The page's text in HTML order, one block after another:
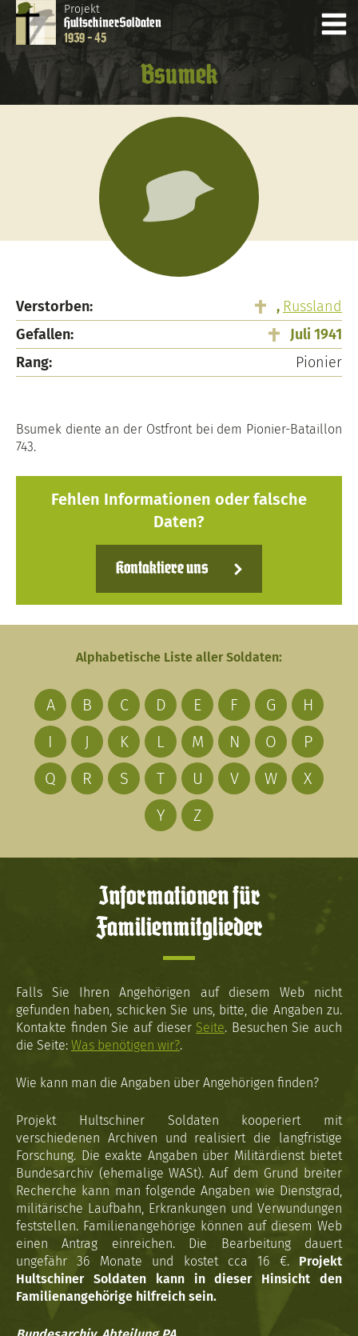
Projekt
HultschinerSoldaten
1939 - 45
Bsumek
Verstorben: , Russland
Gefallen:
Juli 1941
Rang:
Pionier
Bsumek diente an der Ostfront bei dem Pionier-Bataillon
743.
Fehlen Informationen oder falsche
Daten?
Kontaktiere uns
Alphabetische Liste aller Soldaten:
A B C D E F G
H
I
J K L M N O
P
Q
R S T U V W
X
Y
Z
Informationen für
Familienmitglieder
Falls Sie Ihren Angehörigen auf diesem Web nicht
gefunden haben, schicken Sie uns, bitte, die Angaben zu.
Kontakte finden Sie auf dieser Seite. Besuchen Sie auch
die Seite: Was benötigen wir?.
Wie kann man die Angaben über Angehörigen finden?
Projekt Hultschiner Soldaten kooperiert mit
verschiedenen Archiven und realisiert die langfristige
Forschung. Die exakte Angaben über Militärdienst bietet
Bundesarchiv (ehemalige WASt). Auf dem Grund breiter
Recherche kann man folgende Angaben wie Dienstgrad,
militärische Laufbahn, Erkrankungen und Verwundungen
feststellen. Familienangehörige können auf diesem Web
einen Antrag einreichen. Die Bearbeitung dauert
ungefähr 36 Monate und kostet cca 16 €. Projekt
Hultschiner Soldaten kann in dieser Hinsicht den
Familienangehörige hilfreich sein.